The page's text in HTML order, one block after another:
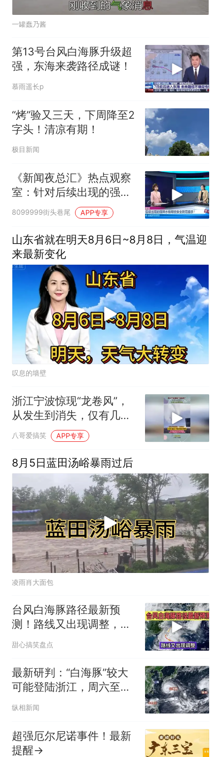
一罐蠢乃酱
第13号台风白海豚升级超
强，东海来袭路径成谜！
慕雨遥长p
“烤”验又三天，下周降至2
字头！清凉有期！
极目新闻
《新闻夜总汇》热点观察
室：针对后续出现的强降
水有哪些安全防范提示？
8099999街头巷尾 APP专享
山东省就在明天8月6日~8月8日，气温迎
来最新变化
叹息的墙壁
浙江宁波惊现“龙卷风”，
从发生到消失，仅有几分
钟时间
八哥爱搞笑 APP专享
8月5日蓝田汤峪暴雨过后
凌雨肖大面包
台风白海豚路径最新预
测！路线又出现调整，沿
海居民务必留意
甜心搞笑盘点
最新研判：“白海豚”较大
可能登陆浙江，周六至下
周初上海风雨明显
纵相新闻
超强厄尔尼诺事件！最新
提醒→